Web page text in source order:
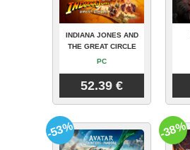
INDIANA JONES AND
THE GREAT CIRCLE
PC
52.39 €
-53% -38%